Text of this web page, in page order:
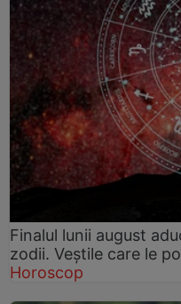
Finalul lunii august
zodii. Veștile care le
Horoscop